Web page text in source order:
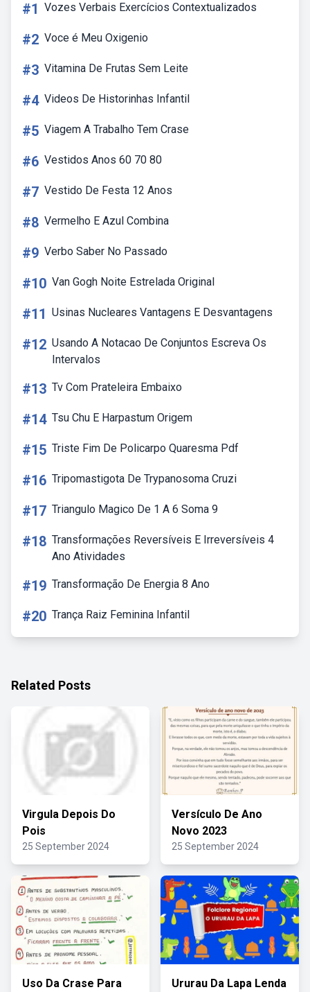
#1 Vozes Verbais Exercícios Contextualizados
#2 Voce é Meu Oxigenio
#3 Vitamina De Frutas Sem Leite
#4 Videos De Historinhas Infantil
#5 Viagem A Trabalho Tem Crase
#6 Vestidos Anos 60 70 80
#7 Vestido De Festa 12 Anos
#8 Vermelho E Azul Combina
#9 Verbo Saber No Passado
#10 Van Gogh Noite Estrelada Original
#11 Usinas Nucleares Vantagens E Desvantagens
#12 Usando A Notacao De Conjuntos Escreva Os
Intervalos
#13 Tv Com Prateleira Embaixo
#14 Tsu Chu E Harpastum Origem
#15 Triste Fim De Policarpo Quaresma Pdf
#16 Tripomastigota De Trypanosoma Cruzi
#17 Triangulo Magico De 1 A 6 Soma 9
#18 Transformações Reversíveis E Irreversíveis 4
Ano Atividades
#19 Transformação De Energia 8 Ano
#20 Trança Raiz Feminina Infantil
Related Posts
Virgula Depois Do
Pois
25 September 2024
Versículo De Ano
Novo 2023
25 September 2024
Uso Da Crase Para Ururau Da Lapa Lenda